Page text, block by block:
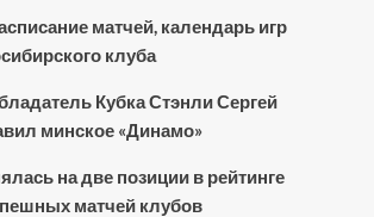
матчей, календарь игр
клуба
Кубка Стэнли Сергей
минское «Динамо»
на две позиции в рейтинге
матчей клубов